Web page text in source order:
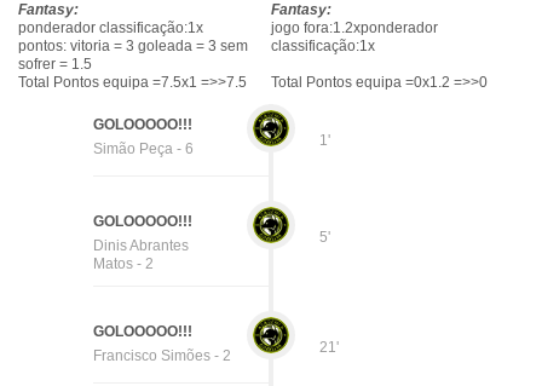
Fantasy:
ponderador classificação:1x
pontos: vitoria = 3 goleada = 3 sem
sofrer = 1.5
Total Pontos equipa =7.5x1 =>>7.5
Fantasy:
jogo fora:1.2xponderador
classificação:1x
Total Pontos equipa =0x1.2 =>>0
1'
GOLOOOOO!!!
Simão Peça - 6
5'
GOLOOOOO!!!
Dinis Abrantes
Matos - 2
21'
GOLOOOOO!!!
Francisco Simões - 2